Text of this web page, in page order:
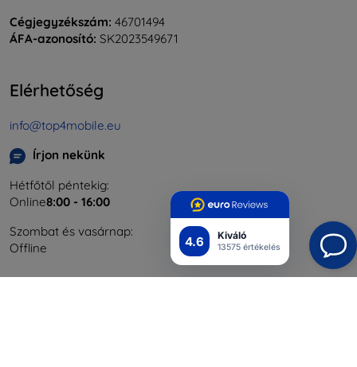
4.6 Kiváló
13575 értékelés
Cégjegyzékszám: 46701494
ÁFA-azonosító: SK2023549671
Elérhetőség
info@top4mobile.eu
Írjon nekünk
Hétfőtől péntekig:
Online8:00 - 16:00
Szombat és vasárnap:
Offline